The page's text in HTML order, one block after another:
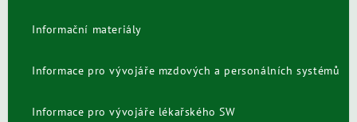
Informační materiály
Informace pro vývojáře mzdových a personálních systémů
Informace pro vývojáře lékařského SW